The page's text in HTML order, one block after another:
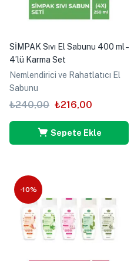
SİMPAK Sıvı El Sabunu 400 ml –
4’lü Karma Set
Nemlendirici ve Rahatlatıcı El
Sabunu
₺240,00 ₺216,00
Sepete Ekle
-10%